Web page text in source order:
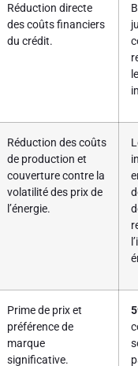
Réduction directe
des coûts financiers
du crédit.
Réduction des coûts
de production et
couverture contre la
volatilité des prix de
l’énergie.
Prime de prix et
préférence de
marque
significative.